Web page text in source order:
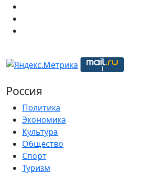
Россия
Политика
Экономика
Культура
Общество
Спорт
Туризм